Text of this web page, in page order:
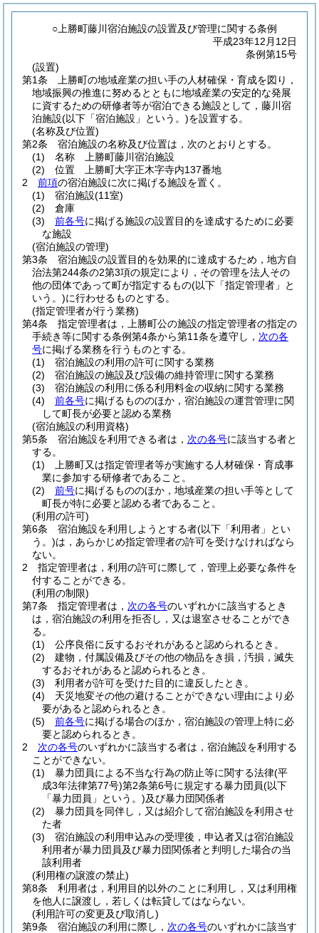
○上勝町藤川宿泊施設の設置及び管理に関する条例
平成23年12月12日
条例第15号
(設置)
第1条
上勝町の地域産業の担い手の人材確保・育成を図り，
地域振興の推進に努めるとともに地域産業の安定的な発展
に資するための研修者等が宿泊できる施設として，藤川宿
泊施設(以下「宿泊施設」という。)を設置する。
(名称及び位置)
第2条
宿泊施設の名称及び位置は，次のとおりとする。
(1)
名称 上勝町藤川宿泊施設
(2)
位置 上勝町大字正木字寺内137番地
2
前項の宿泊施設に次に掲げる施設を置く。
(1)
宿泊施設(11室)
(2)
倉庫
(3)
前各号に掲げる施設の設置目的を達成するために必要
な施設
(宿泊施設の管理)
第3条
宿泊施設の設置目的を効果的に達成するため，地方自
治法第244条の2第3項の規定により，その管理を法人その
他の団体であって町が指定するもの(以下「指定管理者」と
いう。)に行わせるものとする。
(指定管理者が行う業務)
第4条
指定管理者は，上勝町公の施設の指定管理者の指定の
手続き等に関する条例第4条から第11条を遵守し， 次の各
号に掲げる業務を行うものとする。
(1)
宿泊施設の利用の許可に関する業務
(2)
宿泊施設の施設及び設備の維持管理に関する業務
(3)
宿泊施設の利用に係る利用料金の収納に関する業務
(4)
前各号に掲げるもののほか，宿泊施設の運営管理に関
して町長が必要と認める業務
(宿泊施設の利用資格)
第5条
宿泊施設を利用できる者は， 次の各号に該当する者と
する。
(1)
上勝町又は指定管理者等が実施する人材確保・育成事
業に参加する研修者であること。
(2)
前号に掲げるもののほか，地域産業の担い手等として
町長が特に必要と認める者であること。
(利用の許可)
第6条
宿泊施設を利用しようとする者(以下「利用者」とい
う。)は，あらかじめ指定管理者の許可を受けなければなら
ない。
2
指定管理者は，利用の許可に際して，管理上必要な条件を
付することができる。
(利用の制限)
第7条
指定管理者は， 次の各号のいずれかに該当するとき
は，宿泊施設の利用を拒否し，又は退室させることができ
る。
(1)
公序良俗に反するおそれがあると認められるとき。
(2)
建物，付属設備及びその他の物品をき損，汚損，滅失
するおそれがあると認められるとき。
(3)
利用者が許可を受けた目的に違反したとき。
(4)
天災地変その他の避けることができない理由により必
要があると認められるとき。
(5)
前各号に掲げる場合のほか，宿泊施設の管理上特に必
要と認められるとき。
2
次の各号のいずれかに該当する者は，宿泊施設を利用する
ことができない。
(1)
暴力団員による不当な行為の防止等に関する法律(平
成3年法律第77号)第2条第6号に規定する暴力団員(以下
「暴力団員」という。)及び暴力団関係者
(2)
暴力団員を同伴し，又は紹介して宿泊施設を利用させ
た者
(3)
宿泊施設の利用申込みの受理後，申込者又は宿泊施設
利用者が暴力団員及び暴力団関係者と判明した場合の当
該利用者
(利用権の譲渡の禁止)
第8条
利用者は，利用目的以外のことに利用し，又は利用権
を他人に譲渡し，若しくは転貸してはならない。
(利用許可の変更及び取消し)
第9条
宿泊施設の利用に際し， 次の各号のいずれかに該当す